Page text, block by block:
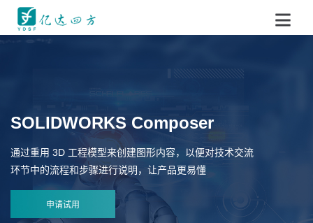
SOLIDWORKS Composer
通过重用 3D 工程模型来创建图形内容，以便对技术交流
环节中的流程和步骤进行说明，让产品更易懂